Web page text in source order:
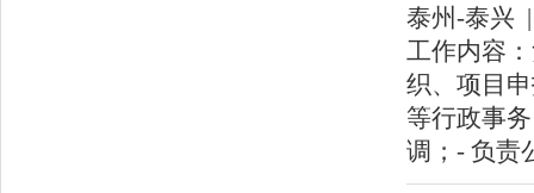
泰州-泰兴
工作内容
织、项目
等行政事
调；- 负责